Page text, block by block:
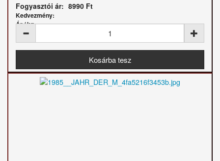
Fogyasztói ár: 8990 Ft
Kedvezmény:
Ár / kg: